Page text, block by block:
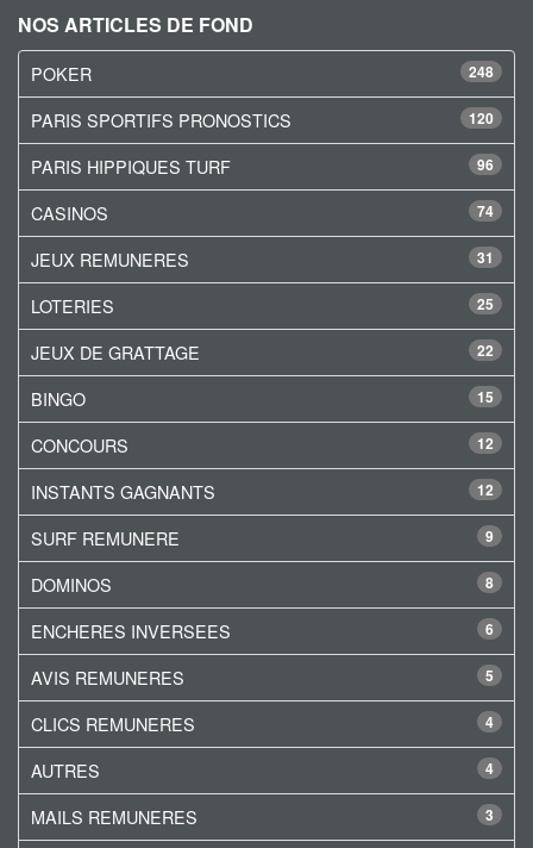
NOS ARTICLES DE FOND
248
POKER
120
PARIS SPORTIFS PRONOSTICS
96
PARIS HIPPIQUES TURF
74
CASINOS
31
JEUX REMUNERES
25
LOTERIES
22
JEUX DE GRATTAGE
15
BINGO
12
CONCOURS
12
INSTANTS GAGNANTS
9
SURF REMUNERE
8
DOMINOS
6
ENCHERES INVERSEES
5
AVIS REMUNERES
4
CLICS REMUNERES
4
AUTRES
3
MAILS REMUNERES